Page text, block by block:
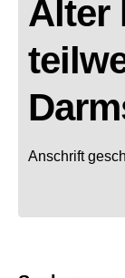
Alter
Anschrift